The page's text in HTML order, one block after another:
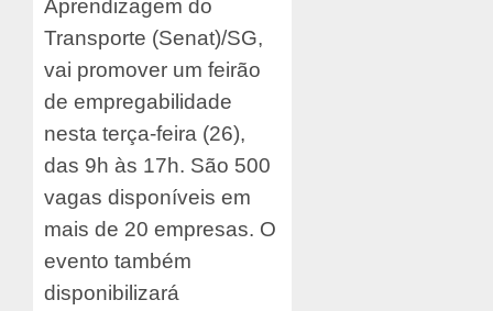
Aprendizagem do
Transporte (Senat)/SG,
vai promover um feirão
de empregabilidade
nesta terça-feira (26),
das 9h às 17h. São 500
vagas disponíveis em
mais de 20 empresas. O
evento também
disponibilizará